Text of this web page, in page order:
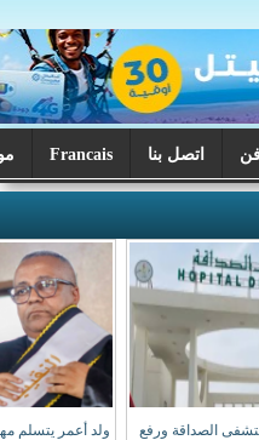
Francais موريتانيا اليوم
ولد أعمر يتسلم مهامه نقيبا للهيئة الوطنية